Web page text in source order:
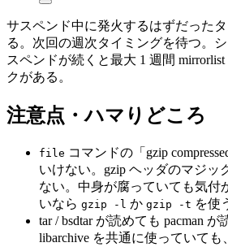
サスペンド中に発火するはずだった
る。次回の週次タイミングを待つ。
スペンドが続くと最大 1 週間
クがある。
注意点・ハマりどころ
file コマンドの「gzip
いけない。gzip ヘッダのマジッ
ない。中身が腐っていても気付
いなら gzip -l か gzip -t を使
tar / bsdtar が読めても pacman が
libarchive を共通に使っていても